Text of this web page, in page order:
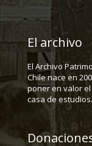
El archivo
El Archivo
Chile nace en
poner en valor
casa de estudios.